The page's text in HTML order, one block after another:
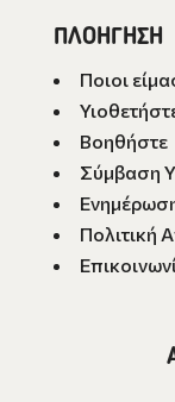
ΠΛΟΗΓΗΣΗ
Ποιοι
Βοηθήστε
Σύμβαση
Πολιτική